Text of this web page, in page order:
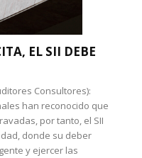
EL SII DEBE
Consultores):
han reconocido que
por tanto, el SII
donde su deber
y ejercer las